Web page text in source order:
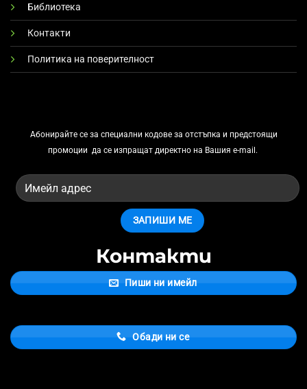
Библиотека
Контакти
Политика на поверителност
Абонирайте се за специални кодове за отстъпка и предстоящи
промоции да се изпращат директно на Вашия e-mail.
Контакти
Пиши ни имейл
Обади ни се